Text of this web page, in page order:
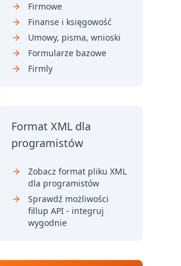
Firmowe
Finanse i księgowość
Umowy, pisma, wnioski
Formularze bazowe
Firmly
Format XML dla
programistów
Zobacz format pliku XML
dla programistów
Sprawdź możliwości
fillup API - integruj
wygodnie